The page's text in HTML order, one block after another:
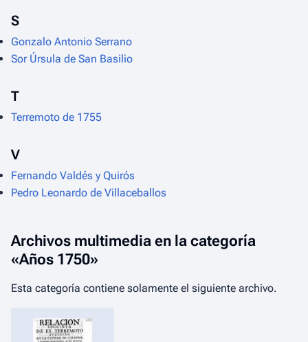
S
Gonzalo Antonio Serrano
Sor Úrsula de San Basilio
T
Terremoto de 1755
V
Fernando Valdés y Quirós
Pedro Leonardo de Villaceballos
Archivos multimedia en la categoría
«Años 1750»
Esta categoría contiene solamente el siguiente archivo.